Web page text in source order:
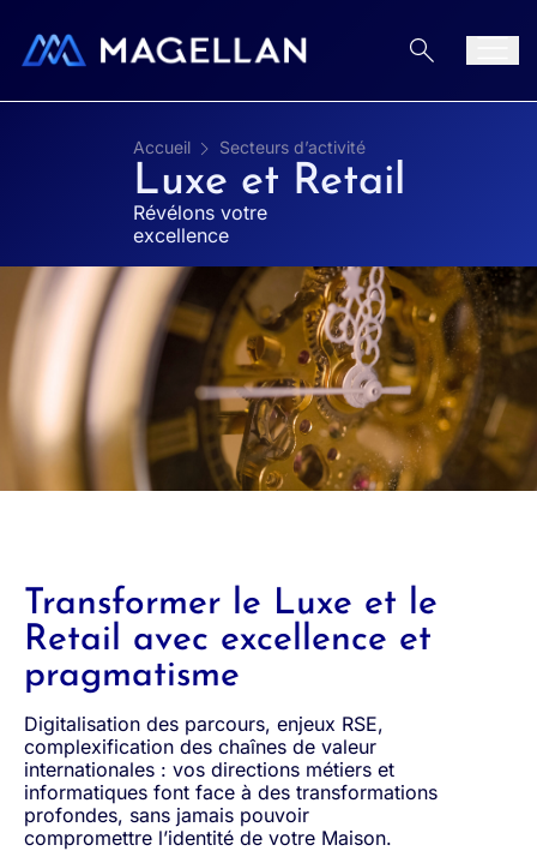
Accueil Secteurs d’activité
Luxe et Retail
Révélons votre
excellence
Transformer le Luxe et le
Retail avec excellence et
pragmatisme
Digitalisation des parcours, enjeux RSE,
complexification des chaînes de valeur
internationales : vos directions métiers et
informatiques font face à des transformations
profondes, sans jamais pouvoir
compromettre l’identité de votre Maison.